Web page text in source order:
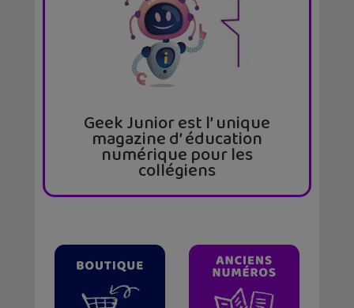
Geek Junior est l’ unique
magazine d’ éducation
numérique pour les
collégiens